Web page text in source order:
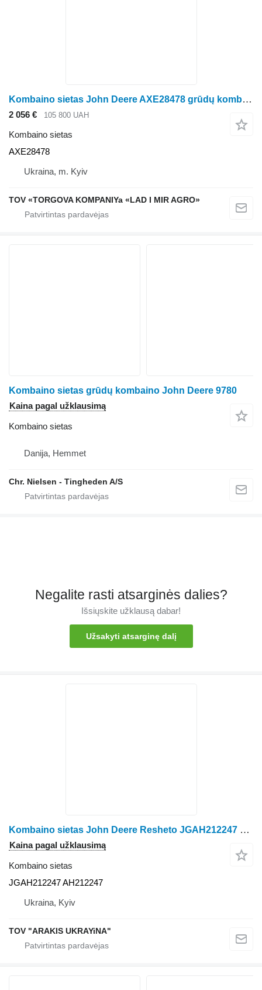
Kombaino sietas John Deere AXE28478 grūdų kombaino John Deere S650
2 056 € 105 800 UAH
Kombaino sietas
AXE28478
Ukraina, m. Kyiv
TOV «TORGOVA KOMPANIYa «LAD I MIR AGRO»
Kombaino sietas grūdų kombaino John Deere 9780
Kaina pagal užklausimą
Kombaino sietas
Danija, Hemmet
Chr. Nielsen - Tingheden A/S
Negalite rasti atsarginės dalies?
Išsiųskite užklausą dabar!
Užsakyti atsarginę dalį
Kombaino sietas John Deere Resheto JGAH212247 grūdų kombaino John Deere
Kaina pagal užklausimą
Kombaino sietas
JGAH212247 AH212247
Ukraina, Kyiv
TOV "ARAKIS UKRAYiNA"